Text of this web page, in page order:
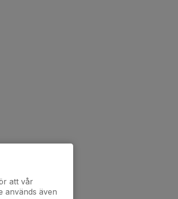
att vår
används även